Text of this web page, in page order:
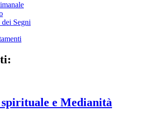
Segni
spirituale e Medianità